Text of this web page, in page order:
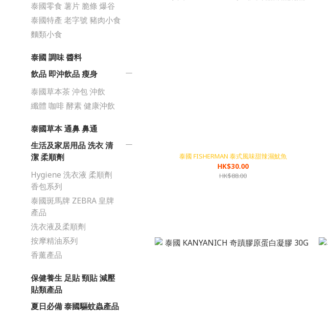
泰國零食 薯片 脆條 爆谷
泰國特產 老字號 豬肉小食
麵類小食
泰國 調味 醬料
飲品 即沖飲品 瘦身
泰國草本茶 沖包 沖飲
纖體 咖啡 酵素 健康沖飲
泰國草本 通鼻 鼻通
生活及家居用品 洗衣 清
潔 柔順劑
Hygiene 洗衣液 柔順劑
香包系列
泰國斑馬牌 ZEBRA 皇牌
產品
洗衣液及柔順劑
按摩精油系列
香薰產品
保健養生 足貼 頸貼 減壓
貼類產品
夏日必備 泰國驅蚊蟲產品
泰國 FISHERMAN 泰式風味甜辣濕魷魚
HK$30.00
HK$88.00